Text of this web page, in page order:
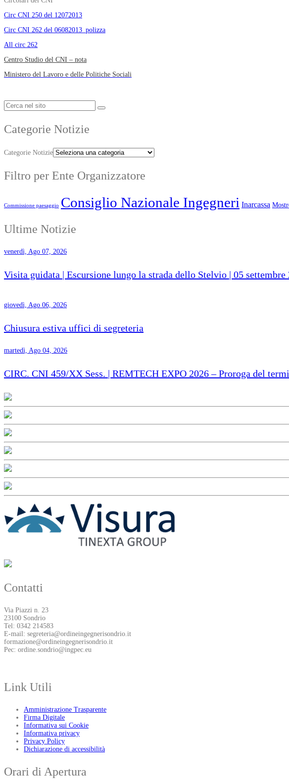
Circ CNI 250 del 12072013
Circ CNI 262 del 06082013_polizza
All circ 262
Centro Studio del CNI – nota
Ministero del Lavoro e delle Politiche Sociali
Categorie Notizie
Categorie Notizie
Filtro per Ente Organizzatore
Commissione paesaggio Consiglio Nazionale Ingegneri Inarcassa
Ultime Notizie
venerdì, Ago 07, 2026
Visita guidata | Escursione lungo la strada dello Stelvio | 05 settembre
giovedì, Ago 06, 2026
Chiusura estiva uffici di segreteria
martedì, Ago 04, 2026
CIRC. CNI 459/XX Sess. | REMTECH EXPO 2026 – Proroga del
Contatti
Via Piazzi n. 23
23100 Sondrio
Tel: 0342 214583
E-mail: segreteria@ordineingegnerisondrio.it
formazione@ordineingegnerisondrio.it
Pec: ordine.sondrio@ingpec.eu
Link Utili
Amministrazione Trasparente
Firma Digitale
Informativa sui Cookie
Informativa privacy
Privacy Policy
Dichiarazione di accessibilità
Orari di Apertura